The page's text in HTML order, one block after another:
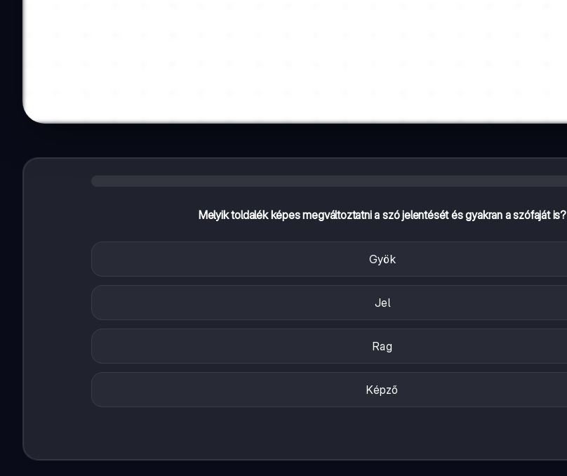
Melyik toldalék képes megváltoztatni a szó jelentését és gyakran a szófaját is?
Gyök
Jel
Rag
Képző